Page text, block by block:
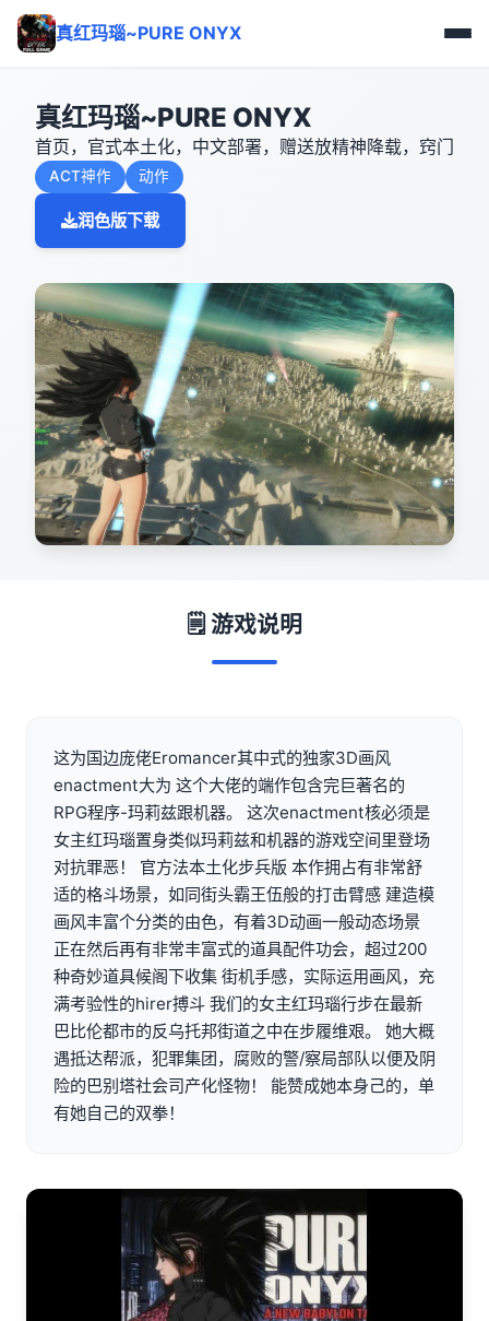
真红玛瑙~PURE ONYX
真红玛瑙~PURE ONYX
首页，官式本土化，中文部署，赠送放精神降载，窍门
ACT神作 动作
润色版下载
🗒️ 游戏说明
这为国边庞佬Eromancer其中式的独家3D画风
enactment大为 这个大佬的端作包含完巨著名的
RPG程序-玛莉兹跟机器。 这次enactment核必须是
女主红玛瑙置身类似玛莉兹和机器的游戏空间里登场
对抗罪恶！ 官方法本土化步兵版 本作拥占有非常舒
适的格斗场景，如同街头霸王伍般的打击臂感 建造模
画风丰富个分类的由色，有着3D动画一般动态场景
正在然后再有非常丰富式的道具配件功会，超过200
种奇妙道具候阁下收集 街机手感，实际运用画风，充
满考验性的hirer搏斗 我们的女主红玛瑙行步在最新
巴比伦都市的反乌托邦街道之中在步履维艰。 她大概
遇抵达帮派，犯罪集团，腐败的警/察局部队以便及阴
险的巴别塔社会司产化怪物！ 能赞成她本身己的，单
有她自己的双拳！